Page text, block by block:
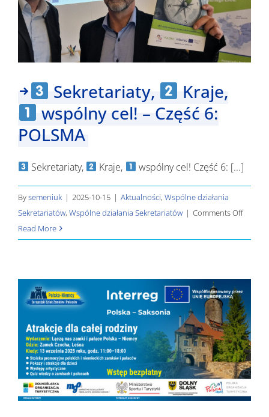
–
Nasze
Sekretariaty,
Kraje,
wspólny cel! – Część 6:
POLSMA
Sekretariaty, Kraje, wspólny cel! Część 6: [...]
Bysemeniuk | 2025-10-15 | Aktualności, Wspólne działania
Sekretariatów, Wspólne działania Sekretariatów | Comments Offon
cel!
–
Część
6:
Read More